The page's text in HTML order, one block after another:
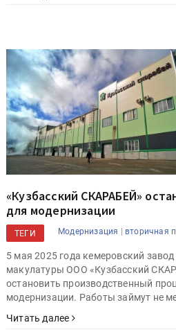
«Кузбасский СКАРАБЕЙ»
для модернизации
ТЕГИ Модернизация | вторичная
5 мая 2025 года кемеровский
макулатуры ООО «Кузбасский
остановить производственный
модернизации. Работы займут не
Читать далее